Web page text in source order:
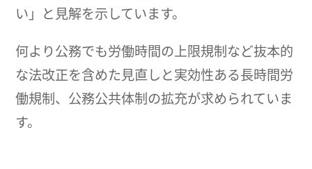
い」と見解を示しています。
何より公務でも労働時間の上限規制など抜本的
な法改正を含めた見直しと実効性ある長時間労
働規制、公務公共体制の拡充が求められていま
す。